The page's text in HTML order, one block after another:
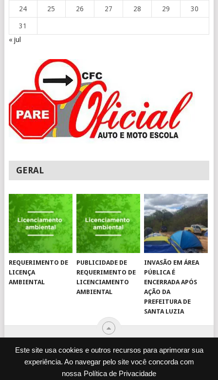
Este site usa cookies e outros recursos para aprimorar sua
experiência. Ao navegar pelo site você concorda com
nossa Política de Privacidade
24 25 26 27 28 29 30
31
« jul
GERAL
REQUERIMENTO DE
LICENÇA
AMBIENTAL
PUBLICIDADE DE
REQUERIMENTO DE
LICENCIAMENTO
AMBIENTAL
INVASÃO EM ÁREA
PÚBLICA É
ENCERRADA APÓS
AÇÃO DA
PREFEITURA DE
SANTA LUZIA
JORNAL VIROU NOTÍCIA